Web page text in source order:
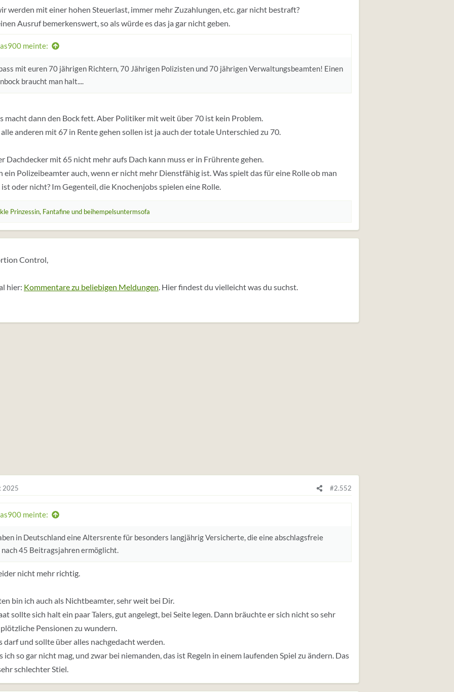
werden mit einer hohen Steuerlast, immer mehr Zuzahlungen, etc. gar nicht bestraft?
Ausruf bemerkenswert, so als würde es das ja gar nicht geben.
meinte:
mit euren 70 jährigen Richtern, 70 Jährigen Polizisten und 70 jährigen Verwaltungsbeamten! Einen
braucht man halt....
macht dann den Bock fett. Aber Politiker mit weit über 70 ist kein Problem.
anderen mit 67 in Rente gehen sollen ist ja auch der totale Unterschied zu 70.
Dachdecker mit 65 nicht mehr aufs Dach kann muss er in Frührente gehen.
ein Polizeibeamter auch, wenn er nicht mehr Dienstfähig ist. Was spielt das für eine Rolle ob man
oder nicht? Im Gegenteil, die Knochenjobs spielen eine Rolle.
Prinzessin, Fantafineund beihempelsuntermsofa
Control,
hier: Kommentare zu beliebigen Meldungen. Hier findest du vielleicht was du suchst.
2025 #2.552
meinte:
in Deutschland eine Altersrente für besonders langjährig Versicherte, die eine abschlagsfreie
nach 45 Beitragsjahren ermöglicht.
nicht mehr richtig.
bin ich auch als Nichtbeamter, sehr weit bei Dir.
sollte sich halt ein paar Talers, gut angelegt, bei Seite legen. Dann bräuchte er sich nicht so sehr
Pensionen zu wundern.
darf und sollte über alles nachgedacht werden.
ich so gar nicht mag, und zwar bei niemanden, das ist Regeln in einem laufenden Spiel zu ändern. Das
schlechter Stiel.